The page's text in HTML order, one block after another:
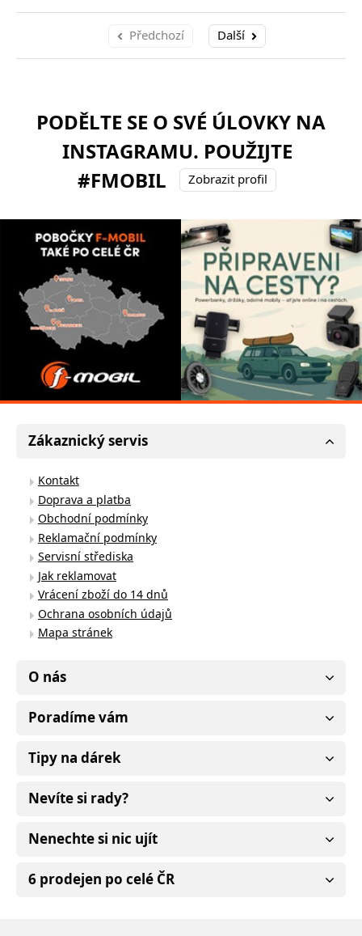
Předchozí Další
PODĚLTE SE O SVÉ ÚLOVKY NA
INSTAGRAMU. POUŽIJTE
#FMOBIL
Zobrazit profil
Zákaznický servis
Kontakt
Doprava a platba
Obchodní podmínky
Reklamační podmínky
Servisní střediska
Jak reklamovat
Vrácení zboží do 14 dnů
Ochrana osobních údajů
Mapa stránek
O nás
Poradíme vám
Tipy na dárek
Nevíte si rady?
Nenechte si nic ujít
6 prodejen po celé ČR